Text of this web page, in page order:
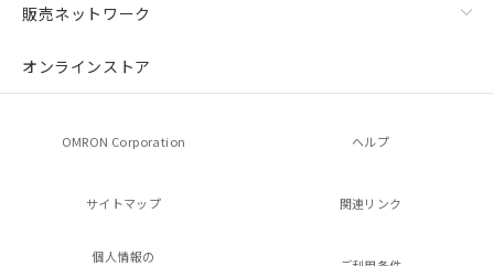
販売ネットワーク
オンラインストア
OMRON Corporation ヘルプ
サイトマップ 関連リンク
個人情報の